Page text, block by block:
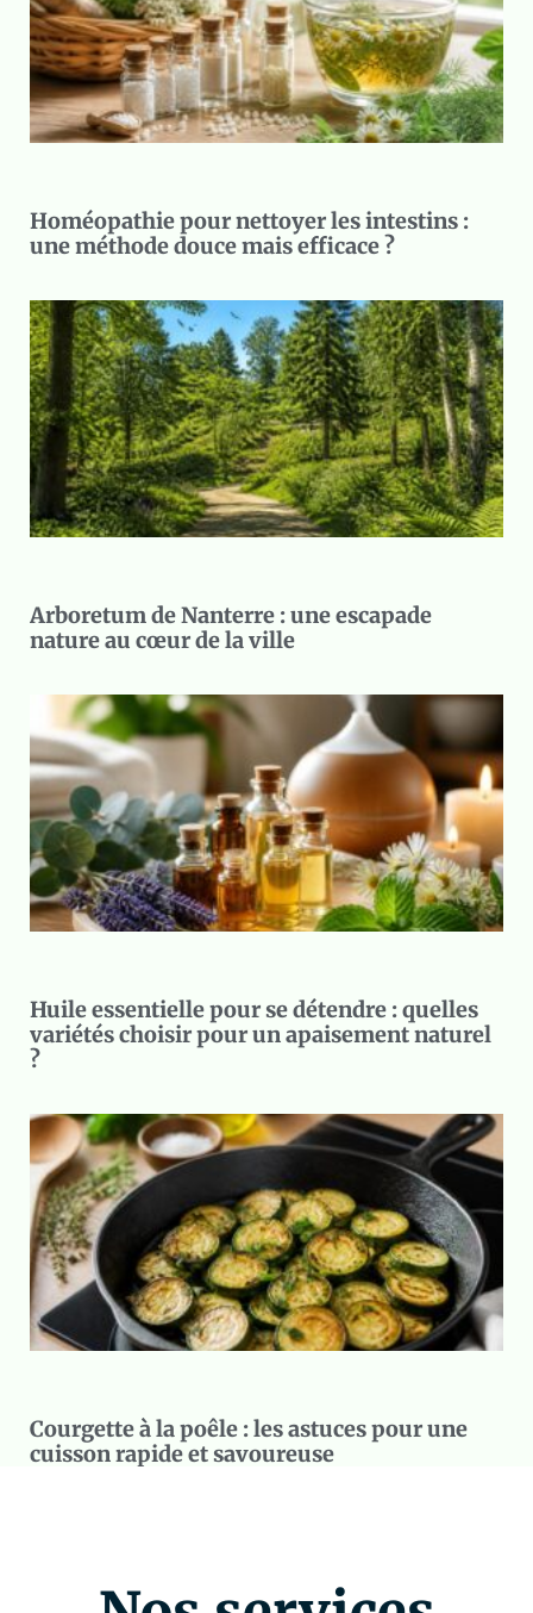
Homéopathie pour nettoyer les intestins :
une méthode douce mais efficace ?
Arboretum de Nanterre : une escapade
nature au cœur de la ville
Huile essentielle pour se détendre : quelles
variétés choisir pour un apaisement naturel
?
Courgette à la poêle : les astuces pour une
cuisson rapide et savoureuse